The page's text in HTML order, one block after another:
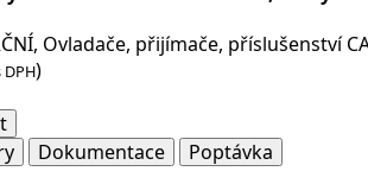
, Ovladače, přijímače, příslušenství
DPH)
Dokumentace
Poptávka